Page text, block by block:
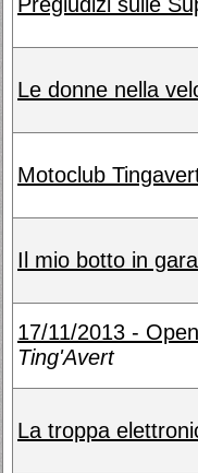
Le donne nella
Motoclub
Il mio botto in
17/11/2013 -
Ting'Avert
La troppa